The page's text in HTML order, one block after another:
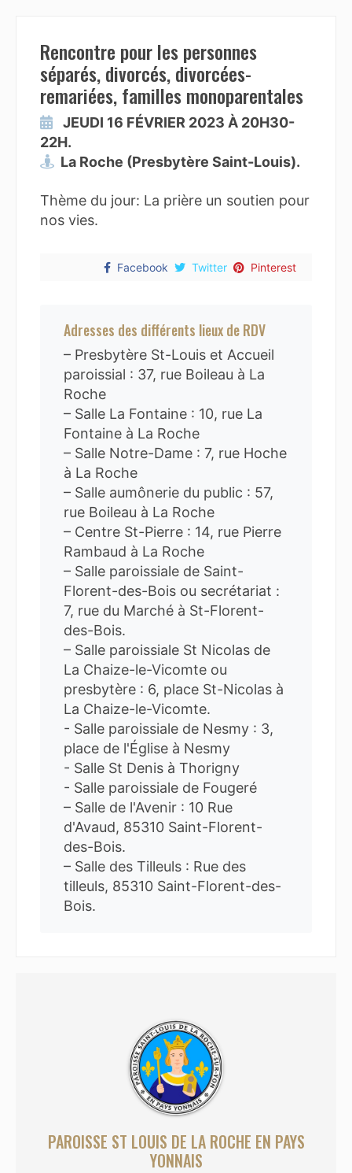
PAROISSE ST LOUIS DE LA ROCHE EN PAYS
YONNAIS
Rencontre pour les personnes
séparés, divorcés, divorcées-
remariées, familles monoparentales
JEUDI 16 FÉVRIER 2023 À 20H30-
22H.
La Roche (Presbytère Saint-Louis).
Thème du jour: La prière un soutien pour
nos vies.
Facebook Twitter Pinterest
Adresses des différents lieux de RDV
– Presbytère St-Louis et Accueil
paroissial : 37, rue Boileau à La
Roche
– Salle La Fontaine : 10, rue La
Fontaine à La Roche
– Salle Notre-Dame : 7, rue Hoche
à La Roche
– Salle aumônerie du public : 57,
rue Boileau à La Roche
– Centre St-Pierre : 14, rue Pierre
Rambaud à La Roche
– Salle paroissiale de Saint-
Florent-des-Bois ou secrétariat :
7, rue du Marché à St-Florent-
des-Bois.
– Salle paroissiale St Nicolas de
La Chaize-le-Vicomte ou
presbytère : 6, place St-Nicolas à
La Chaize-le-Vicomte.
- Salle paroissiale de Nesmy : 3,
place de l'Église à Nesmy
- Salle St Denis à Thorigny
- Salle paroissiale de Fougeré
– Salle de l'Avenir : 10 Rue
d'Avaud, 85310 Saint-Florent-
des-Bois.
– Salle des Tilleuls : Rue des
tilleuls, 85310 Saint-Florent-des-
Bois.